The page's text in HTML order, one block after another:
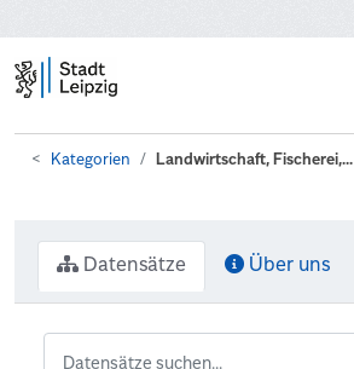
Kategorien Landwirtschaft, Fischerei,...
Datensätze Über uns